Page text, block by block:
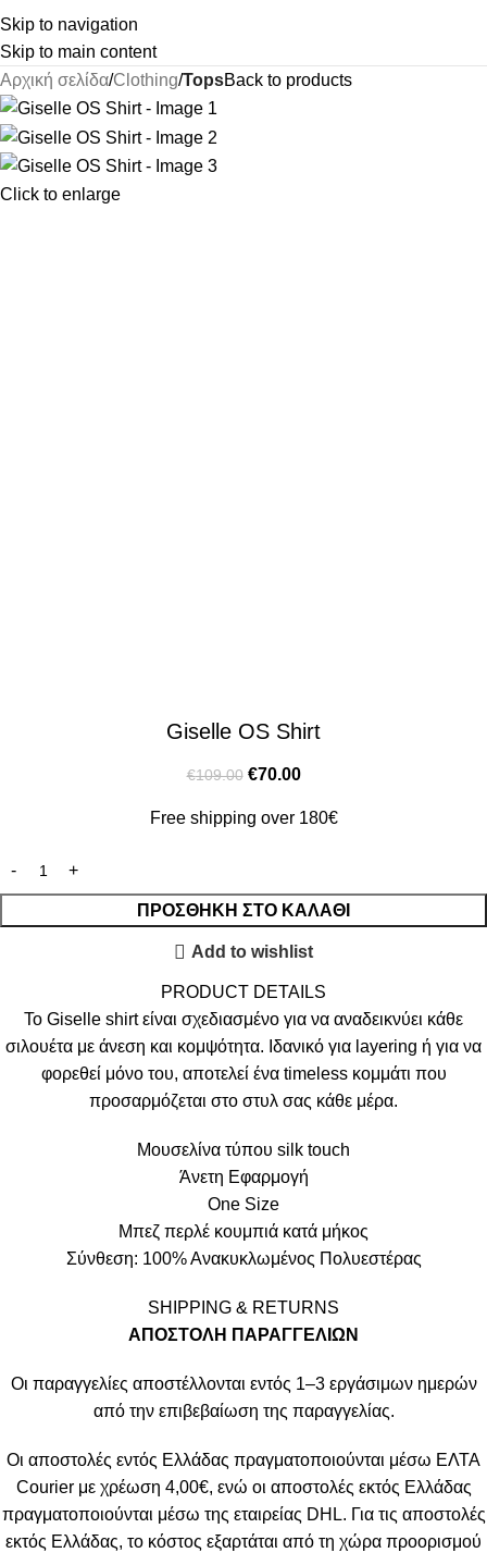
Skip to navigation
Skip to main content
Αρχική σελίδα Clothing TopsBack to products
Click to enlarge
Giselle OS Shirt
€109.00 €70.00
Free shipping over 180€
ΠΡΟΣΘΉΚΗ ΣΤΟ ΚΑΛΆΘΙ
Add to wishlist
PRODUCT DETAILS
Το Giselle shirt είναι σχεδιασμένο για να αναδεικνύει κάθε
σιλουέτα με άνεση και κομψότητα. Ιδανικό για layering ή για να
φορεθεί μόνο του, αποτελεί ένα timeless κομμάτι που
προσαρμόζεται στο στυλ σας κάθε μέρα.
Μουσελίνα τύπου silk touch
Άνετη Εφαρμογή
One Size
Μπεζ περλέ κουμπιά κατά μήκος
Σύνθεση: 100% Ανακυκλωμένος Πολυεστέρας
SHIPPING & RETURNS
ΑΠΟΣΤΟΛΗ ΠΑΡΑΓΓΕΛΙΩΝ
Οι παραγγελίες αποστέλλονται εντός 1–3 εργάσιμων ημερών
από την επιβεβαίωση της παραγγελίας.
Οι αποστολές εντός Ελλάδας πραγματοποιούνται μέσω ΕΛΤΑ
Courier με χρέωση 4,00€, ενώ οι αποστολές εκτός Ελλάδας
πραγματοποιούνται μέσω της εταιρείας DHL. Για τις αποστολές
εκτός Ελλάδας, το κόστος εξαρτάται από τη χώρα προορισμού